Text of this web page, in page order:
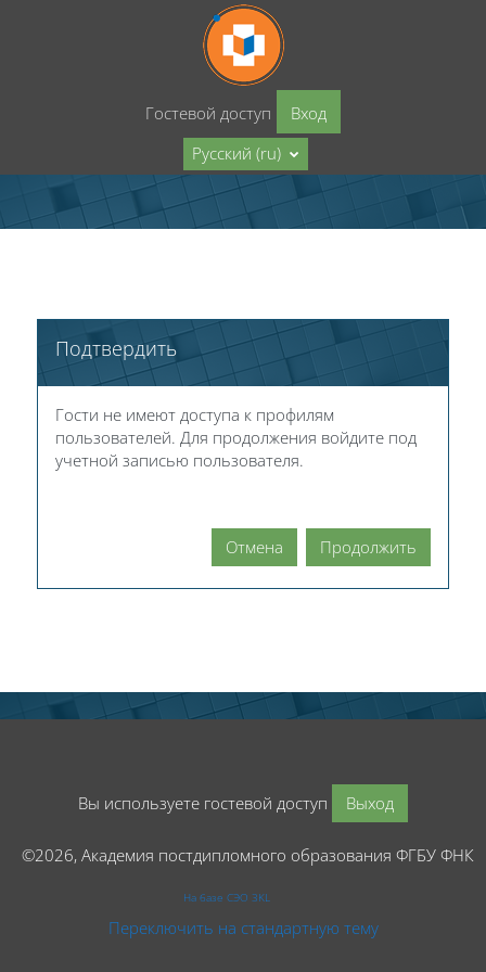
Перейти к основному содержанию
Гостевой доступ
Вход
Русский ‎(ru)‎
Подтвердить
Гости не имеют доступа к профилям
пользователей. Для продолжения войдите под
учетной записью пользователя.
Отмена Продолжить
Вы используете гостевой доступ Выход
©2026, Академия постдипломного образования ФГБУ
На базе СЭО 3KL
Переключить на стандартную тему